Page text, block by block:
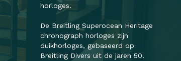
horloges.
De Breitling Superocean Heritage
chronograph horloges zijn
duikhorloges, gebaseerd op
Breitling Divers uit de jaren 50.